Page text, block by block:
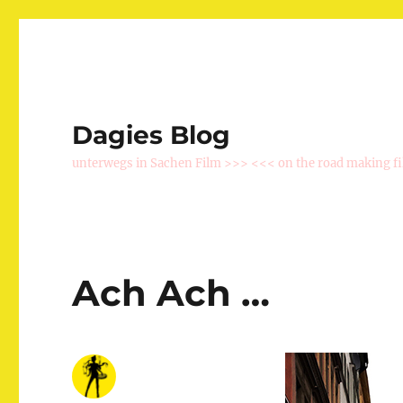
Dagies Blog
unterwegs in Sachen Film >>> <<< on the road making
Ach Ach …